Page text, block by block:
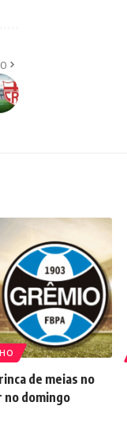
de meias no
no domingo